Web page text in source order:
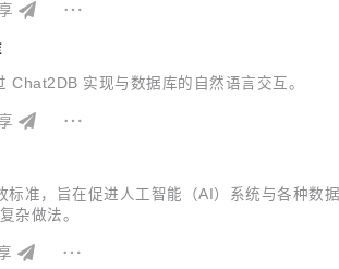
实现与数据库的自然语言交互。
准，旨在促进人工智能（AI）系统与各种数
杂做法。